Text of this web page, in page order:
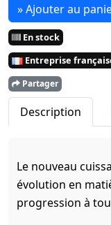
» Ajouter au
En stock
Entreprise
Partager
Description
Le nouveau
évolution en
progression à